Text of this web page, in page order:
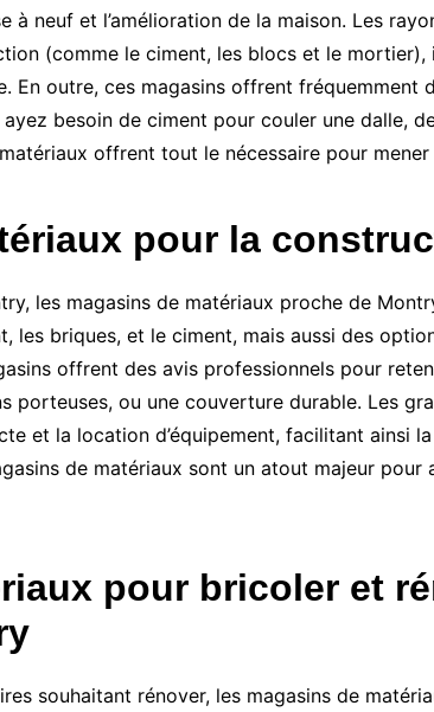
à neuf et l’amélioration de la maison. Les
(comme le ciment, les blocs et le
En outre, ces magasins offrent
besoin de ciment pour couler une dalle,
offrent tout le nécessaire pour
pour la
les magasins de matériaux proche de
les briques, et le ciment, mais aussi des
offrent des avis professionnels pour
porteuses, ou une couverture durable. Les
et la location d’équipement, facilitant ainsi
de matériaux sont un atout majeur
pour bricoler et
souhaitant rénover, les magasins de